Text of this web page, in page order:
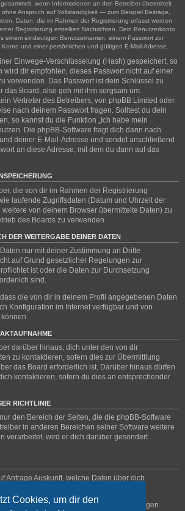
Cookies, um dir den
wenn Informationen an den Betreiber übermittelt
Anspruch auf Vollständigkeit — zum Beispiel Beiträge,
Daten, die im Rahmen der Registrierung erfasst werden
Registrierung erstellten Nachrichten. Dein Benutzerkonto
einem eindeutigen Benutzernamen, einem Passwort zur
und einer persönlichen und gültigen E-Mail-Adresse.
Einwege-Verschlüsselung (Hash) gespeichert, so
wird dir empfohlen, dieses Passwort nicht auf einer
verwenden. Das Passwort ist dein Schlüssel zu
das Board, also geh mit ihm sorgsam um.
Vertreter des Betreibers, von phpBB Limited oder
nach deinem Passwort fragen. Solltest du dein
so kannst du die Funktion „Ich habe mein
Die phpBB-Software fragt dich dann nach
deiner E-Mail-Adresse und sendet anschließend
an diese Adresse, mit dem du dann auf das
die von dir im Rahmen der Registrierung
laufende Zugriffsdaten (Datum und Uhrzeit der
von deinem Browser übermittelte Daten) zu
des Boards zu verwenden.
DER WEITERGABE DEINER DATEN
nur mit deiner Zustimmung an Dritte
auf Grund gesetzlicher Regelungen zur
ist oder die Daten zur Durchsetzung
sind.
die von dir in deinem Profil angegebenen Daten
Konfiguration im Internet verfügbar und von
darüber hinaus, dich unter den von dir
zu kontaktieren, sofern dies zur Übermittlung
das Board erforderlich ist. Darüber hinaus dürfen
kontaktieren, sofern du dies an entsprechender
RICHTLINIE
den Bereich der Seiten, die die phpBB-Software
in anderen Bereichen seiner Software weitere
verarbeitet, wird er dich darüber gesondert
Anfrage Auskunft, welche Daten über dich
bzw. Sperrung deiner Daten verlangen.